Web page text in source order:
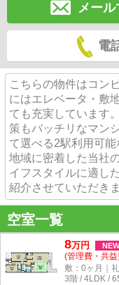
メール
電
こちらの物件はコン
にはエレベータ・敷
ても充実しています
策もバッチリなマン
て選べる2駅利用可能
地域に密着した当社
イフスタイルに適し
紹介させていただきま
空室一覧
8万円 NEW
(管理費・共
敷：0ヶ月｜
3階 / 4LDK /